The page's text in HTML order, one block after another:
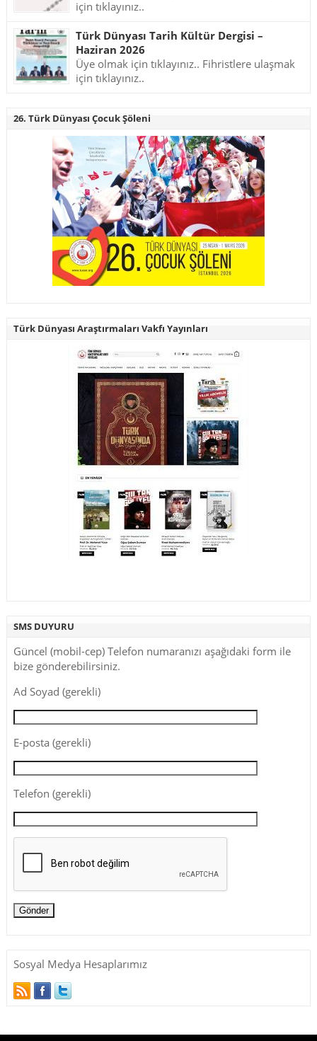
için tıklayınız..
Türk Dünyası Tarih Kültür Dergisi –
Haziran 2026
Üye olmak için tıklayınız.. Fihristlere ulaşmak
için tıklayınız..
26. Türk Dünyası Çocuk Şöleni
Türk Dünyası Araştırmaları Vakfı Yayınları
SMS DUYURU
Güncel (mobil-cep) Telefon numaranızı aşağıdaki form ile
bize gönderebilirsiniz.
Ad Soyad (gerekli)
E-posta (gerekli)
Telefon (gerekli)
Sosyal Medya Hesaplarımız